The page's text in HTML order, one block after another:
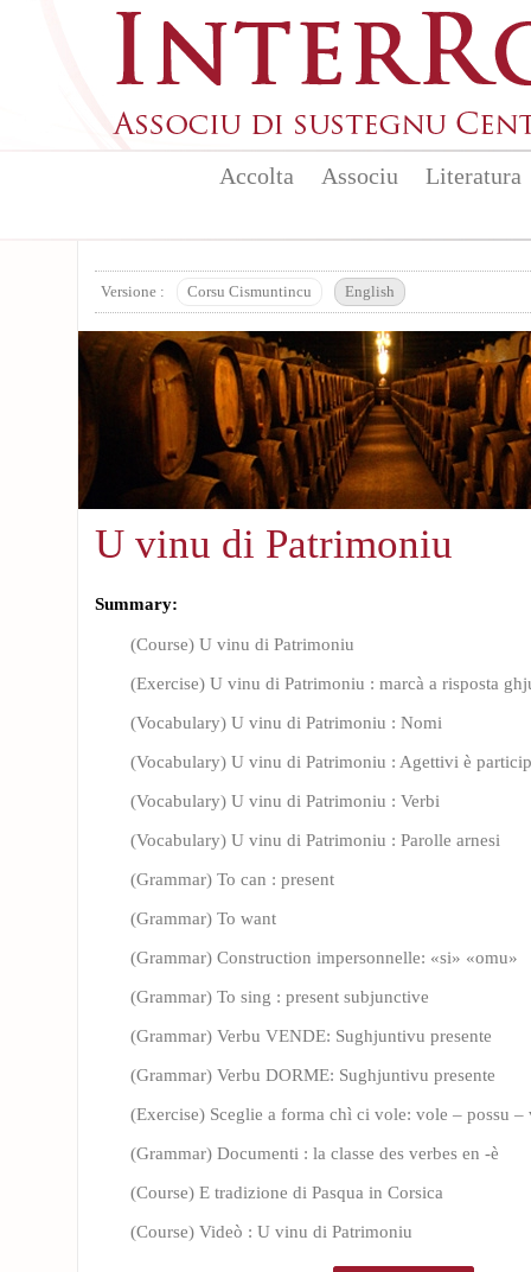
Accolta Associu Literatura
Versione : Corsu Cismuntincu English
U vinu di Patrimoniu
Summary:
(Course) U vinu di Patrimoniu
(Exercise) U vinu di Patrimoniu : marcà a risposta
(Vocabulary) U vinu di Patrimoniu : Nomi
(Vocabulary) U vinu di Patrimoniu : Agettivi è
(Vocabulary) U vinu di Patrimoniu : Verbi
(Vocabulary) U vinu di Patrimoniu : Parolle arnesi
(Grammar) To can : present
(Grammar) To want
(Grammar) Construction impersonnelle: «si» «omu»
(Grammar) To sing : present subjunctive
(Grammar) Verbu VENDE: Sughjuntivu presente
(Grammar) Verbu DORME: Sughjuntivu presente
(Exercise) Sceglie a forma chì ci vole: vole – possu
(Grammar) Documenti : la classe des verbes en -è
(Course) E tradizione di Pasqua in Corsica
(Course) Videò : U vinu di Patrimoniu